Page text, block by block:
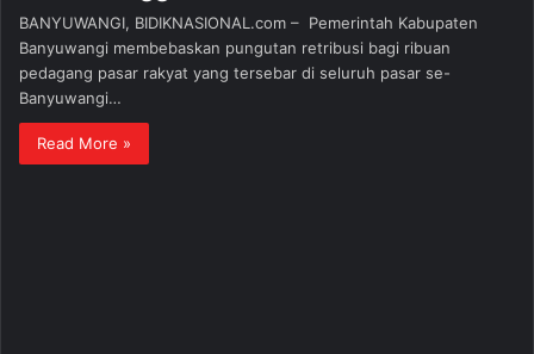
BANYUWANGI, BIDIKNASIONAL.com – Pemerintah Kabupaten
Banyuwangi membebaskan pungutan retribusi bagi ribuan
pedagang pasar rakyat yang tersebar di seluruh pasar se-
Banyuwangi…
Read More »